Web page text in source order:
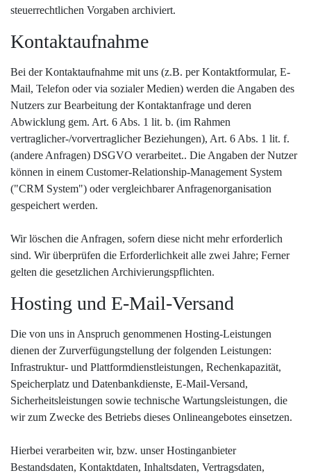
steuerrechtlichen Vorgaben archiviert.
Kontaktaufnahme
Bei der Kontaktaufnahme mit uns (z.B. per Kontaktformular, E-
Mail, Telefon oder via sozialer Medien) werden die Angaben des
Nutzers zur Bearbeitung der Kontaktanfrage und deren
Abwicklung gem. Art. 6 Abs. 1 lit. b. (im Rahmen
vertraglicher-/vorvertraglicher Beziehungen), Art. 6 Abs. 1 lit. f.
(andere Anfragen) DSGVO verarbeitet.. Die Angaben der Nutzer
können in einem Customer-Relationship-Management System
("CRM System") oder vergleichbarer Anfragenorganisation
gespeichert werden.
Wir löschen die Anfragen, sofern diese nicht mehr erforderlich
sind. Wir überprüfen die Erforderlichkeit alle zwei Jahre; Ferner
gelten die gesetzlichen Archivierungspflichten.
Hosting und E-Mail-Versand
Die von uns in Anspruch genommenen Hosting-Leistungen
dienen der Zurverfügungstellung der folgenden Leistungen:
Infrastruktur- und Plattformdienstleistungen, Rechenkapazität,
Speicherplatz und Datenbankdienste, E-Mail-Versand,
Sicherheitsleistungen sowie technische Wartungsleistungen, die
wir zum Zwecke des Betriebs dieses Onlineangebotes einsetzen.
Hierbei verarbeiten wir, bzw. unser Hostinganbieter
Bestandsdaten, Kontaktdaten, Inhaltsdaten, Vertragsdaten,